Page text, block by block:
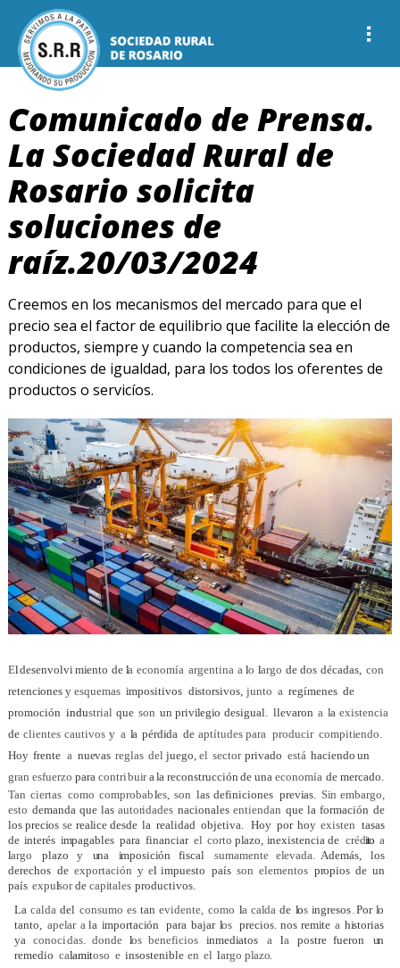
Comunicado de Prensa.
La Sociedad Rural de
Rosario solicita
soluciones de
raíz.20/03/2024
Creemos en los mecanismos del mercado para que el
precio sea el factor de equilibrio que facilite la elección de
productos, siempre y cuando la competencia sea en
condiciones de igualdad, para los todos los oferentes de
productos o servicíos.
Eldesenvolvi miento de la economía argentina a lo largo de dos décadas, con
retenciones yesquemas impositivos distorsivos, junto a regímenes de
promoción industrial que son un privilegio desigual. llevaron a la existencia
de clientes cautivos y a la pérdida de aptítudes para producir compitiendo.
Hoy frente a nuevas reglas del juego, el sector privado está haciendo un
gran esfuerzo para contribuira la reconstrucción de una economía de mercado.
Tan ciertas como comprobables, son las definiciones previas. Sin embargo,
esto demanda que las autoridades nacionales entiendan que la formación de
los precios se realice desde la realidad objetiva. Hoy por hoy existen tasas
de interés impagables para financiar el cortoplazo, inexistencia de crédito a
largo plazo y una imposición fiscal sumamente elevada. Además,
los
derechos de exportación y el impuesto país son elementos propios de un
país expulsorde capitales productivos.
La calda del consumo es tan evidente, como la calda de los ingresos Por lo
tanto,
apelar ala importación para bajar los precios. nos remite a historias
ya
conocidas. donde los beneficios inmediatos a la postre fueron un
remedio calamitoso e insostenible en el largo plazo.